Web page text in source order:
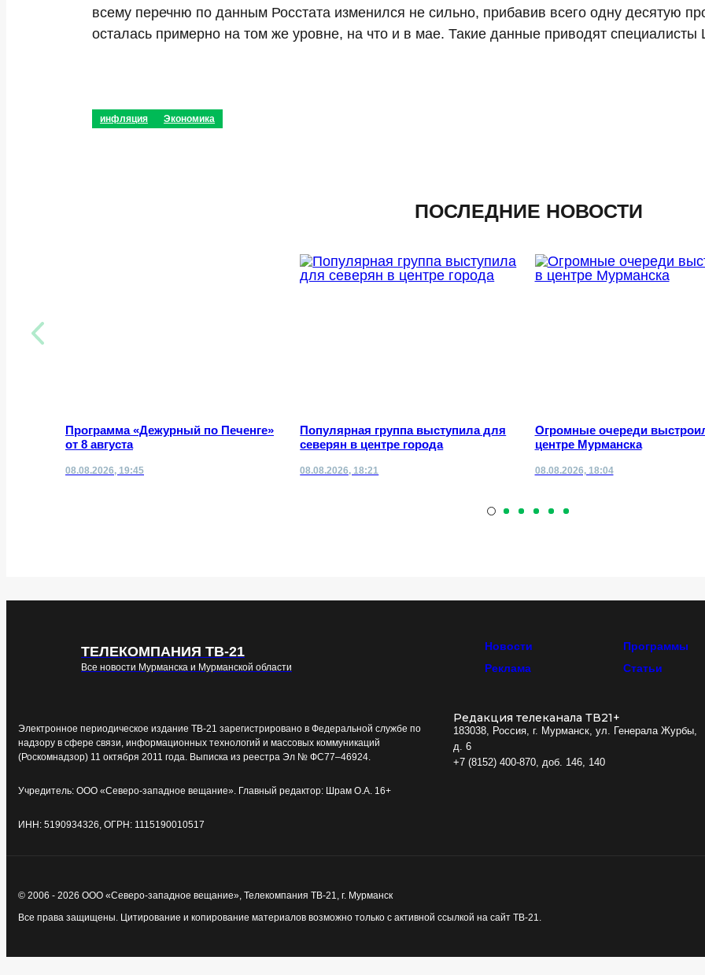
всему перечню по данным Росстата изменился не сильно, прибавив всего одну десятую
осталась примерно на том же уровне, на что и в мае. Такие данные приводят специалисты
инфляция Экономика
ПОСЛЕДНИЕ НОВОСТИ
Программа «Дежурный по Печенге»
от 8 августа
08.08.2026, 19:45
Популярная группа выступила для
северян в центре города
08.08.2026, 18:21
Огромные очереди
центре Мурманска
08.08.2026, 18:04
ТЕЛЕКОМПАНИЯ ТВ-21
Все новости Мурманска и Мурманской области
Новости Программы
Реклама
Статьи
Электронное периодическое издание ТВ-21 зарегистрировано в Федеральной службе по
надзору в сфере связи, информационных технологий и массовых коммуникаций
(Роскомнадзор) 11 октября 2011 года. Выписка из реестра Эл № ФС77–46924.
Учредитель: ООО «Северо-западное вещание». Главный редактор: Шрам О.А. 16+
ИНН: 5190934326, ОГРН: 1115190010517
Редакция телеканала ТВ21+
183038, Россия, г. Мурманск, ул. Генерала Журбы,
д. 6
+7 (8152) 400-870, доб. 146, 140
© 2006 - 2026 ООО «Северо-западное вещание», Телекомпания ТВ-21, г. Мурманск
Все права защищены. Цитирование и копирование материалов возможно только с активной ссылкой на сайт ТВ-21.